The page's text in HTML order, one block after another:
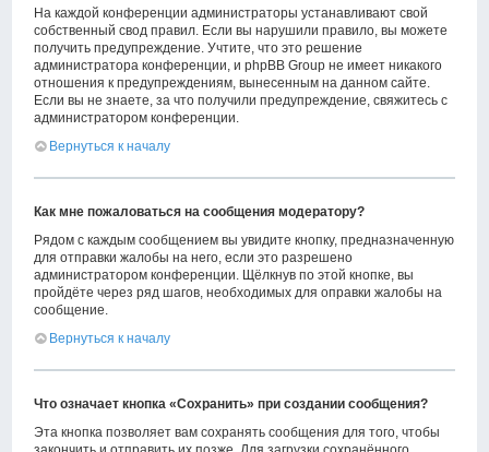
На каждой конференции администраторы устанавливают свой
собственный свод правил. Если вы нарушили правило, вы можете
получить предупреждение. Учтите, что это решение
администратора конференции, и phpBB Group не имеет никакого
отношения к предупреждениям, вынесенным на данном сайте.
Если вы не знаете, за что получили предупреждение, свяжитесь с
администратором конференции.
Вернуться к началу
Как мне пожаловаться на сообщения модератору?
Рядом с каждым сообщением вы увидите кнопку, предназначенную
для отправки жалобы на него, если это разрешено
администратором конференции. Щёлкнув по этой кнопке, вы
пройдёте через ряд шагов, необходимых для оправки жалобы на
сообщение.
Вернуться к началу
Что означает кнопка «Сохранить» при создании сообщения?
Эта кнопка позволяет вам сохранять сообщения для того, чтобы